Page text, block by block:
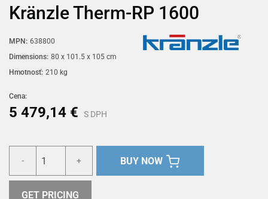
Kränzle Therm-RP 1600
MPN: 638800
Dimensions: 80 x 101.5 x 105 cm
Hmotnosť: 210 kg
Cena:
5 479,14 € S DPH
- + BUY NOW
GET PRICING